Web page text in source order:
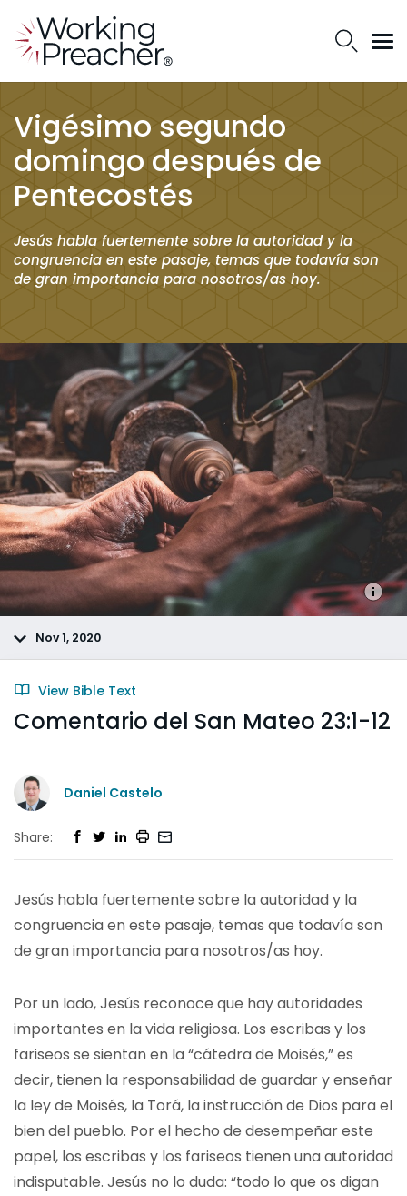
Vigésimo segundo
domingo después de
Pentecostés
Jesús habla fuertemente sobre la autoridad y la
congruencia en este pasaje, temas que todavía son
de gran importancia para nosotros/as hoy.
Nov 1, 2020
View Bible Text
Comentario del San Mateo 23:1-12
Daniel Castelo
Share:
Jesús habla fuertemente sobre la autoridad y la
congruencia en este pasaje, temas que todavía son
de gran importancia para nosotros/as hoy.
Por un lado, Jesús reconoce que hay autoridades
importantes en la vida religiosa. Los escribas y los
fariseos se sientan en la “cátedra de Moisés,” es
decir, tienen la responsabilidad de guardar y enseñar
la ley de Moisés, la Torá, la instrucción de Dios para el
bien del pueblo. Por el hecho de desempeñar este
papel, los escribas y los fariseos tienen una autoridad
indisputable. Jesús no lo duda: “todo lo que os digan